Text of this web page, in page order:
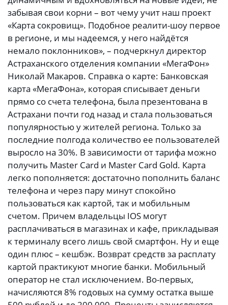
забывая свои корни – вот чему учит наш проект
«Карта сокровищ». Подобное реалити-шоу первое
в регионе, и мы надеемся, у него найдётся
немало поклонников», – подчеркнул директор
Астраханского отделения компании «МегаФон»
Николай Макаров. Справка о карте: Банковская
карта «МегаФона», которая списывает деньги
прямо со счета телефона, была презентована в
Астрахани почти год назад и стала пользоваться
популярностью у жителей региона. Только за
последние полгода количество ее пользователей
выросло на 30%. В зависимости от тарифа можно
получить Master Card и Master Card Gold. Карта
легко пополняется: достаточно пополнить баланс
телефона и через пару минут спокойно
пользоваться как картой, так и мобильным
счетом. Причем владельцы IOS могут
расплачиваться в магазинах и кафе, прикладывая
к терминалу всего лишь свой смартфон. Ну и еще
один плюс – кешбэк. Возврат средств за расплату
картой практикуют многие банки. Мобильный
оператор не стал исключением. Во-первых,
начисляются 8% годовых на сумму остатка выше